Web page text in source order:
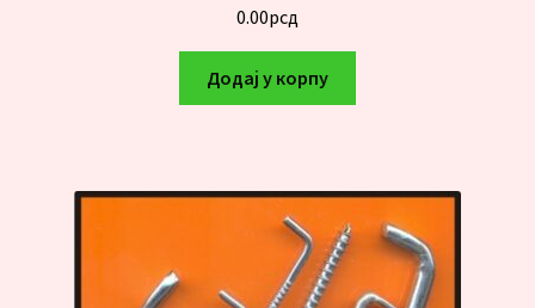
0.00рсд
Додај у корпу